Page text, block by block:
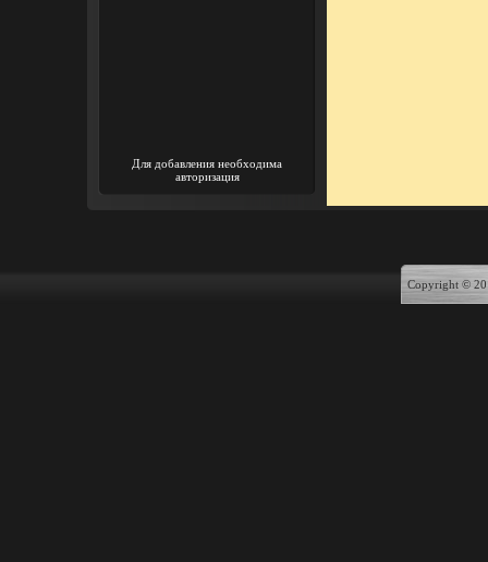
Для добавления необходима
авторизация
Copyright ©